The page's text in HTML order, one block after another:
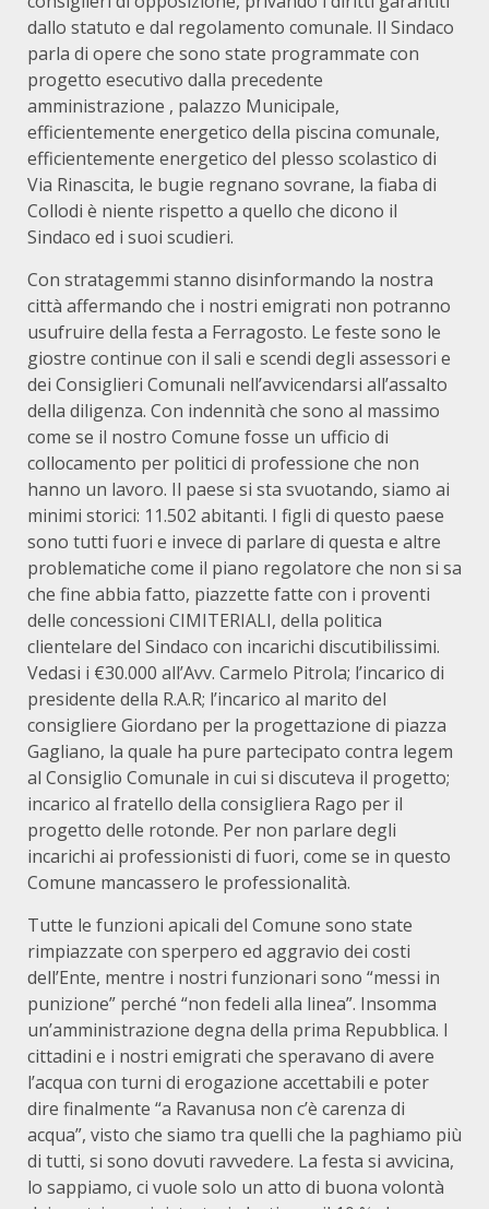
dallo statuto e dal regolamento comunale. Il Sindaco
parla di opere che sono state programmate con
progetto esecutivo dalla precedente
amministrazione , palazzo Municipale,
efficientemente energetico della piscina comunale,
efficientemente energetico del plesso scolastico di
Via Rinascita, le bugie regnano sovrane, la fiaba di
Collodi è niente rispetto a quello che dicono il
Sindaco ed i suoi scudieri.
Con stratagemmi stanno disinformando la nostra
città affermando che i nostri emigrati non potranno
usufruire della festa a Ferragosto. Le feste sono le
giostre continue con il sali e scendi degli assessori e
dei Consiglieri Comunali nell’avvicendarsi all’assalto
della diligenza. Con indennità che sono al massimo
come se il nostro Comune fosse un ufficio di
collocamento per politici di professione che non
hanno un lavoro. Il paese si sta svuotando, siamo ai
minimi storici: 11.502 abitanti. I figli di questo paese
sono tutti fuori e invece di parlare di questa e altre
problematiche come il piano regolatore che non si sa
che fine abbia fatto, piazzette fatte con i proventi
delle concessioni CIMITERIALI, della politica
clientelare del Sindaco con incarichi discutibilissimi.
Vedasi i €30.000 all’Avv. Carmelo Pitrola; l’incarico di
presidente della R.A.R; l’incarico al marito del
consigliere Giordano per la progettazione di piazza
Gagliano, la quale ha pure partecipato contra legem
al Consiglio Comunale in cui si discuteva il progetto;
incarico al fratello della consigliera Rago per il
progetto delle rotonde. Per non parlare degli
incarichi ai professionisti di fuori, come se in questo
Comune mancassero le professionalità.
Tutte le funzioni apicali del Comune sono state
rimpiazzate con sperpero ed aggravio dei costi
dell’Ente, mentre i nostri funzionari sono “messi in
punizione” perché “non fedeli alla linea”. Insomma
un’amministrazione degna della prima Repubblica. I
cittadini e i nostri emigrati che speravano di avere
l’acqua con turni di erogazione accettabili e poter
dire finalmente “a Ravanusa non c’è carenza di
acqua”, visto che siamo tra quelli che la paghiamo più
di tutti, si sono dovuti ravvedere. La festa si avvicina,
lo sappiamo, ci vuole solo un atto di buona volontà